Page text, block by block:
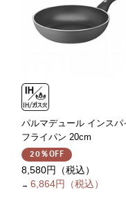
パルマデュール インスパ
フライパン 20cm
20％OFF
8,580円（税込）
→6,864円（税込）